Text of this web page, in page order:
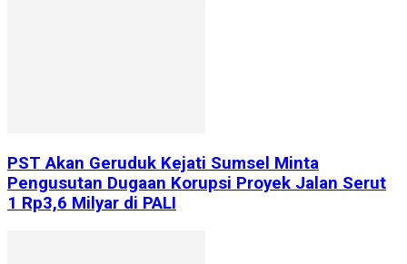
PST Akan Geruduk Kejati Sumsel Minta
Pengusutan Dugaan Korupsi Proyek Jalan Serut
1 Rp3,6 Milyar di PALI